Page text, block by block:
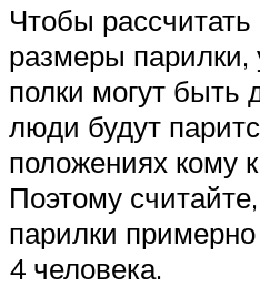
Чтобы
размеры парилки,
полки могут быть
люди будут
положениях кому
Поэтому
парилки
4 человека.